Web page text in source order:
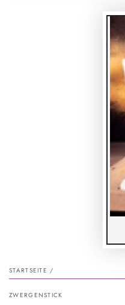
STARTSEITE /
ZWERGENSTICK